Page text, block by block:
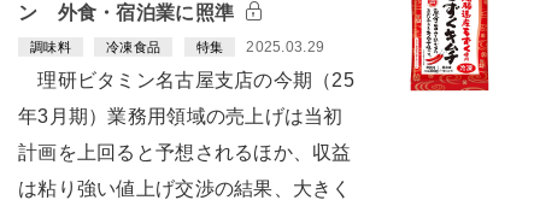
ン 外食・宿泊業に照準
調味料 冷凍食品 特集 2025.03.29
理研ビタミン名古屋支店の今期（25
年3月期）業務用領域の売上げは当初
計画を上回ると予想されるほか、収益
は粘り強い値上げ交渉の結果、大きく